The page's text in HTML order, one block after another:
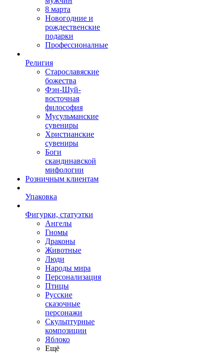
8 марта
Новогодние и
рождественские
подарки
Профессионалные
Религия
Старославяские
божества
Фэн-Шуй-
восточная
философия
Мусульманские
сувениры
Христианские
сувениры
Боги
скандинавской
мифологии
Розничным клиентам
Упаковка
Фигурки, статуэтки
Ангелы
Гномы
Драконы
Животные
Люди
Народы мира
Персонализация
Птицы
Русские
сказочные
персонажи
Скульптурные
композиции
Яблоко
Ещё